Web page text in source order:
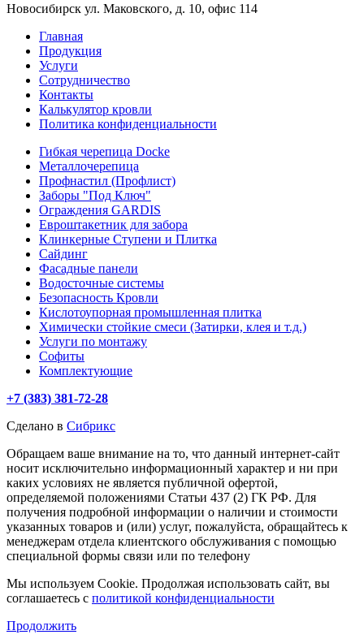
Новосибирск ул. Маковского, д. 10, офис 114
Главная
Продукция
Услуги
Сотрудничество
Контакты
Калькулятор кровли
Политика конфиденциальности
Гибкая черепица Docke
Металлочерепица
Профнастил (Профлист)
Заборы "Под Ключ"
Ограждения GARDIS
Евроштакетник для забора
Клинкерные Ступени и Плитка
Сайдинг
Фасадные панели
Водосточные системы
Безопасность Кровли
Кислотоупорная промышленная плитка
Химически стойкие смеси (Затирки, клея и т.д.)
Услуги по монтажу
Софиты
Комплектующие
+7 (383) 381-72-28
Сделано в Сибрикс
Обращаем ваше внимание на то, что данный интернет-сайт
носит исключительно информационный характер и ни при
каких условиях не является публичной офертой,
определяемой положениями Статьи 437 (2) ГК РФ. Для
получения подробной информации о наличии и стоимости
указанных товаров и (или) услуг, пожалуйста, обращайтесь к
менеджерам отдела клиентского обслуживания с помощью
специальной формы связи или по телефону
Мы используем Cookie. Продолжая использовать сайт, вы
соглашаетесь с политикой конфиденциальности
Продолжить